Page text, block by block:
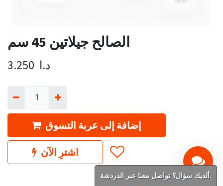
الصالح جيلاتين 45 سم
3.250 د.ا
إضافة إلى عربة التسوق
اشترِ الآن
ألديك سؤال؟ تواصل معنا عبر الدردشة.